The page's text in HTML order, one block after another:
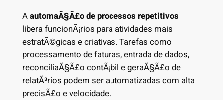
AautomaÃ§Ã£o de processos repetitivos
libera funcionÃ¡rios para atividades mais
estratÃ©gicas e criativas. Tarefas como
processamento de faturas, entrada de dados,
reconciliaÃ§Ã£o contÃ¡bil e geraÃ§Ã£o de
relatÃ³rios podem ser automatizadas com alta
precisÃ£o e velocidade.